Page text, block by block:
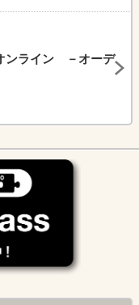
ンライン －オーデ